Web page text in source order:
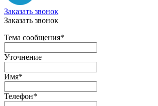
Заказать звонок
Заказать звонок
Тема сообщения*
Уточнение
Имя*
Телефон*